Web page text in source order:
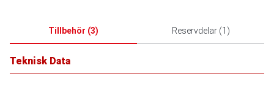
Tillbehör (3) Reservdelar(1 )
Teknisk Data